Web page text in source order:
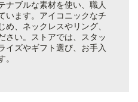
ナブルな素材を使い、職人
います。アイコニックなチ
め、ネックレスやリング、
さい。ストアでは、スタッ
イズやギフト選び、お手入
。